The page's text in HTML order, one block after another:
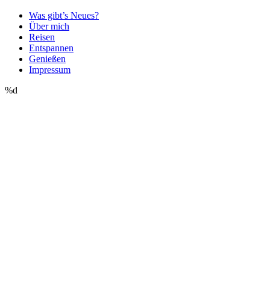
Was gibt’s Neues?
Über mich
Reisen
Entspannen
Genießen
Impressum
%d